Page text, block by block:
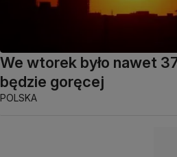
We wtorek było nawet
będzie goręcej
POLSKA